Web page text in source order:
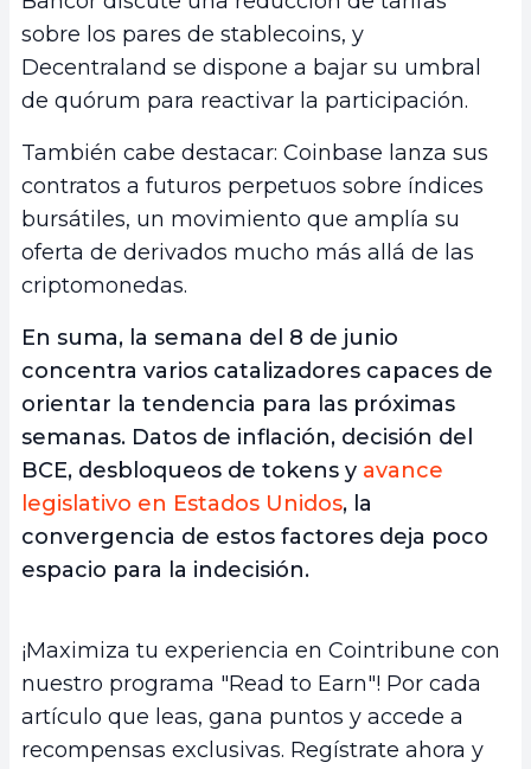
sobre los pares de stablecoins, y
Decentraland se dispone a bajar su umbral
de quórum para reactivar la participación.
También cabe destacar: Coinbase lanza sus
contratos a futuros perpetuos sobre índices
bursátiles, un movimiento que amplía su
oferta de derivados mucho más allá de las
criptomonedas.
En suma, la semana del 8 de junio
concentra varios catalizadores capaces de
orientar la tendencia para las próximas
semanas. Datos de inflación, decisión del
BCE, desbloqueos de tokens y avance
legislativo en Estados Unidos, la
convergencia de estos factores deja poco
espacio para la indecisión.
¡Maximiza tu experiencia en Cointribune con
nuestro programa "Read to Earn"! Por cada
artículo que leas, gana puntos y accede a
recompensas exclusivas. Regístrate ahora y